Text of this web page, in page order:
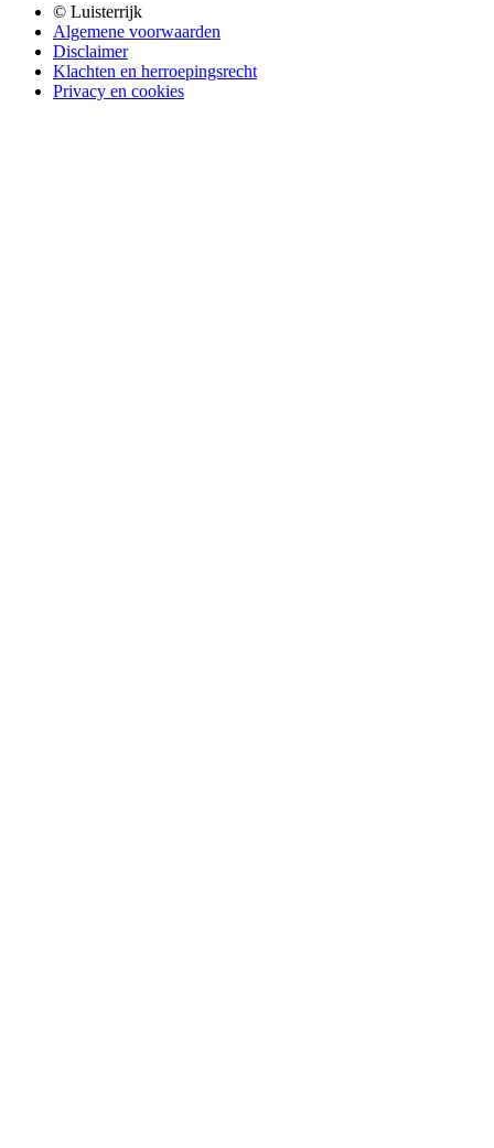
© Luisterrijk
Algemene voorwaarden
Disclaimer
Klachten en herroepingsrecht
Privacy en cookies